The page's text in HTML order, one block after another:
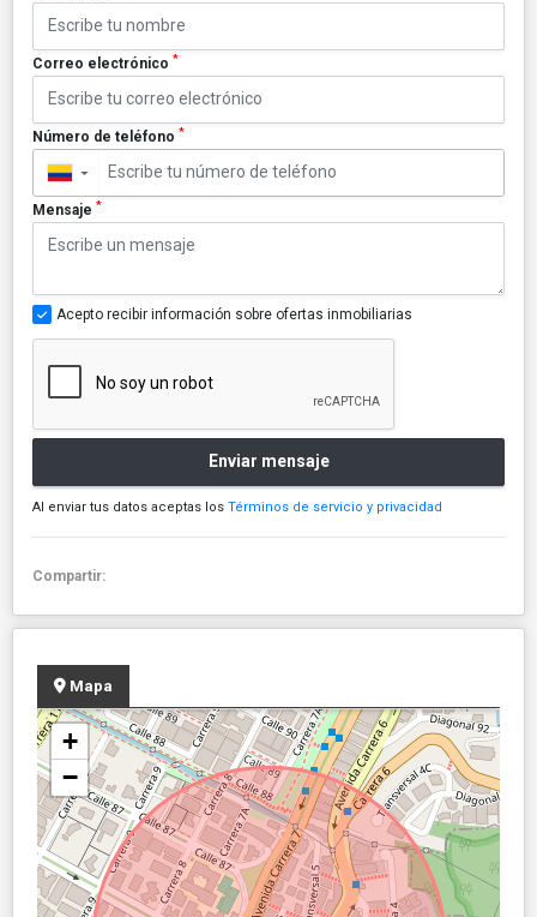
Correo electrónico *
Número de teléfono *
▼
Mensaje *
Acepto recibir información sobre ofertas inmobiliarias
Enviar mensaje
Al enviar tus datos aceptas los Términos de servicio y privacidad
Compartir:
Mapa
+
−